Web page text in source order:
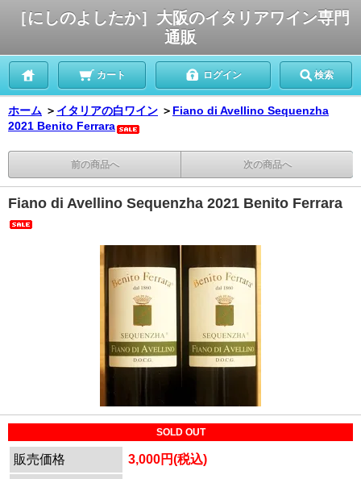
［にしのよしたか］大阪のイタリアワイン専門
通販
カート ログイン 検索
ホーム ＞ イタリアの白ワイン ＞ Fiano di Avellino Sequenzha
2021 Benito Ferrara
前の商品へ 次の商品へ
Fiano di Avellino Sequenzha 2021 Benito Ferrara
SOLD OUT
販売価格
3,000円(税込)